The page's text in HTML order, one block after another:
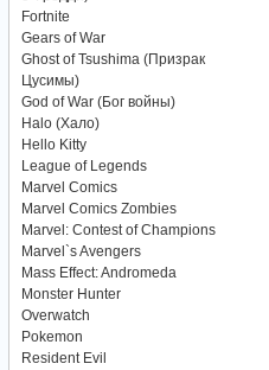
Fortnite
Gears of War
Ghost of Tsushima (Призрак
Цусимы)
God of War (Бог войны)
Halo (Хало)
Hello Kitty
League of Legends
Marvel Comics
Marvel Comics Zombies
Marvel: Contest of Champions
Marvel`s Avengers
Mass Effect: Andromeda
Monster Hunter
Overwatch
Pokemon
Resident Evil